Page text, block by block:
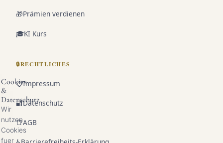
🎁Prämien verdienen
🎓KI Kurs
🔒RECHTLICHES
📋Impressum
🔐Datenschutz
📑AGB
Cookies
&
Datenschutz
Wir
nutzen
Cookies
fuer